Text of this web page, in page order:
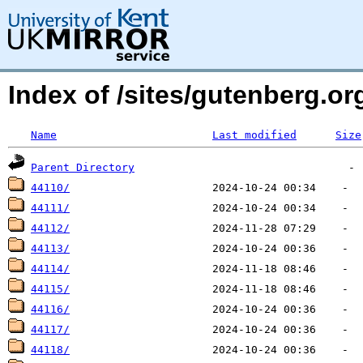
Index of /sites/
Name Last modified Size
Parent Directory
44110/
44111/
44112/
44113/
44114/
44115/
44116/
44117/
44118/